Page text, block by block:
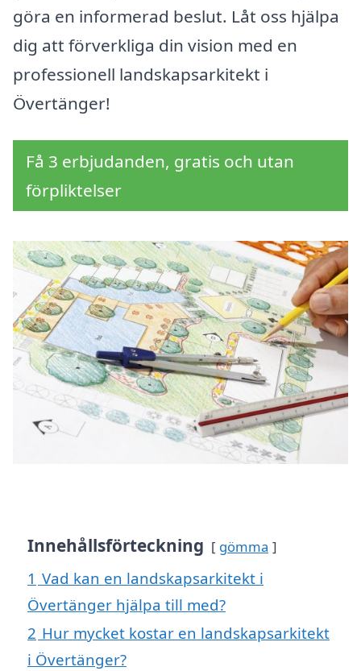
göra en informerad beslut. Låt oss hjälpa
dig att förverkliga din vision med en
professionell landskapsarkitekt i
Övertänger!
Få 3 erbjudanden, gratis och utan
förpliktelser
Innehållsförteckning gömma
1 Vad kan en landskapsarkitekt i
Övertänger hjälpa till med?
2 Hur mycket kostar en landskapsarkitekt
i Övertänger?